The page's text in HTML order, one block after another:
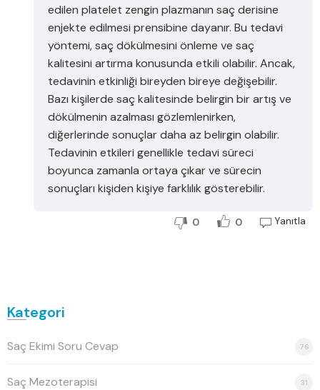
edilen platelet zengin plazmanın saç derisine
enjekte edilmesi prensibine dayanır. Bu tedavi
yöntemi, saç dökülmesini önleme ve saç
kalitesini artırma konusunda etkili olabilir. Ancak,
tedavinin etkinliği bireyden bireye değişebilir.
Bazı kişilerde saç kalitesinde belirgin bir artış ve
dökülmenin azalması gözlemlenirken,
diğerlerinde sonuçlar daha az belirgin olabilir.
Tedavinin etkileri genellikle tedavi süreci
boyunca zamanla ortaya çıkar ve sürecin
sonuçları kişiden kişiye farklılık gösterebilir.
0 0 Yanıtla
Kategori
Saç Ekimi Soru Cevap 76
Saç Mezoterapisi 31